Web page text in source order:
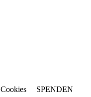
Cookies SPENDEN